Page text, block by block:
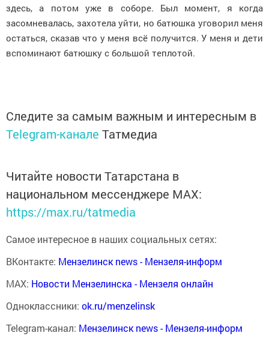
здесь, а потом уже в соборе. Был момент, я когда
засомневалась, захотела уйти, но батюшка уговорил меня
остаться, сказав что у меня всё получится. У меня и дети
вспоминают батюшку с большой теплотой.
Следите за самым важным и интересным в
Telegram-канале Татмедиа
Читайте новости Татарстана в
национальном мессенджере MАХ:
https://max.ru/tatmedia
Самое интересное в наших социальных сетях:
ВКонтакте: Мензелинск news - Мензеля-информ
MAX: Новости Мензелинска - Мензеля онлайн
Одноклассники: ok.ru/menzelinsk
Telegram-канал: Мензелинск news - Мензеля-информ